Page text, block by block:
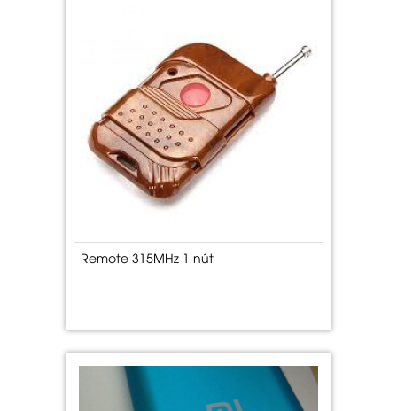
Remote 315MHz 1 nút